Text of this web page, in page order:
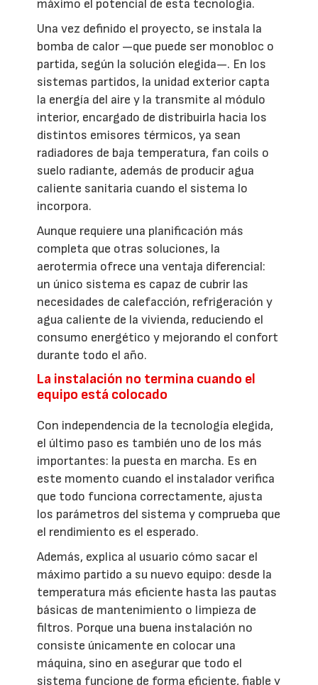
máximo el potencial de esta tecnología.
Una vez definido el proyecto, se instala la
bomba de calor —que puede ser monobloc o
partida, según la solución elegida—. En los
sistemas partidos, la unidad exterior capta
la energía del aire y la transmite al módulo
interior, encargado de distribuirla hacia los
distintos emisores térmicos, ya sean
radiadores de baja temperatura, fan coils o
suelo radiante, además de producir agua
caliente sanitaria cuando el sistema lo
incorpora.
Aunque requiere una planificación más
completa que otras soluciones, la
aerotermia ofrece una ventaja diferencial:
un único sistema es capaz de cubrir las
necesidades de calefacción, refrigeración y
agua caliente de la vivienda, reduciendo el
consumo energético y mejorando el confort
durante todo el año.
La instalación no termina cuando el
equipo está colocado
Con independencia de la tecnología elegida,
el último paso es también uno de los más
importantes: la puesta en marcha. Es en
este momento cuando el instalador verifica
que todo funciona correctamente, ajusta
los parámetros del sistema y comprueba que
el rendimiento es el esperado.
Además, explica al usuario cómo sacar el
máximo partido a su nuevo equipo: desde la
temperatura más eficiente hasta las pautas
básicas de mantenimiento o limpieza de
filtros. Porque una buena instalación no
consiste únicamente en colocar una
máquina, sino en asegurar que todo el
sistema funcione de forma eficiente, fiable y